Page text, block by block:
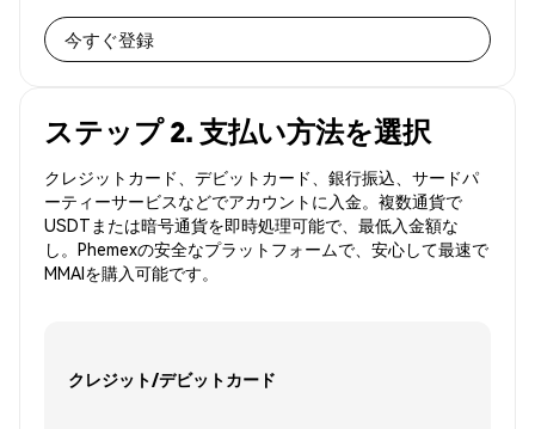
今すぐ登録
ステップ 2. 支払い方法を選択
クレジットカード、デビットカード、銀行振込、サードパ
ーティーサービスなどでアカウントに入金。複数通貨で
USDTまたは暗号通貨を即時処理可能で、最低入金額な
し。Phemexの安全なプラットフォームで、安心して最速で
MMAIを購入可能です。
クレジット/デビットカード